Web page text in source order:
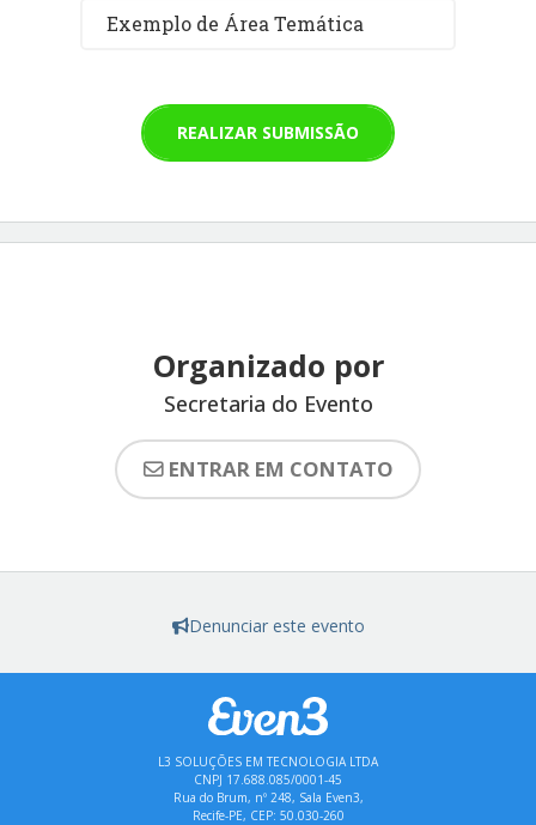
Exemplo de Área Temática
REALIZAR SUBMISSÃO
Organizado por
Secretaria do Evento
ENTRAR EM CONTATO
Denunciar este evento
L3 SOLUÇÕES EM TECNOLOGIA LTDA
CNPJ 17.688.085/0001-45
Rua do Brum, nº 248, Sala Even3,
Recife-PE, CEP: 50.030-260